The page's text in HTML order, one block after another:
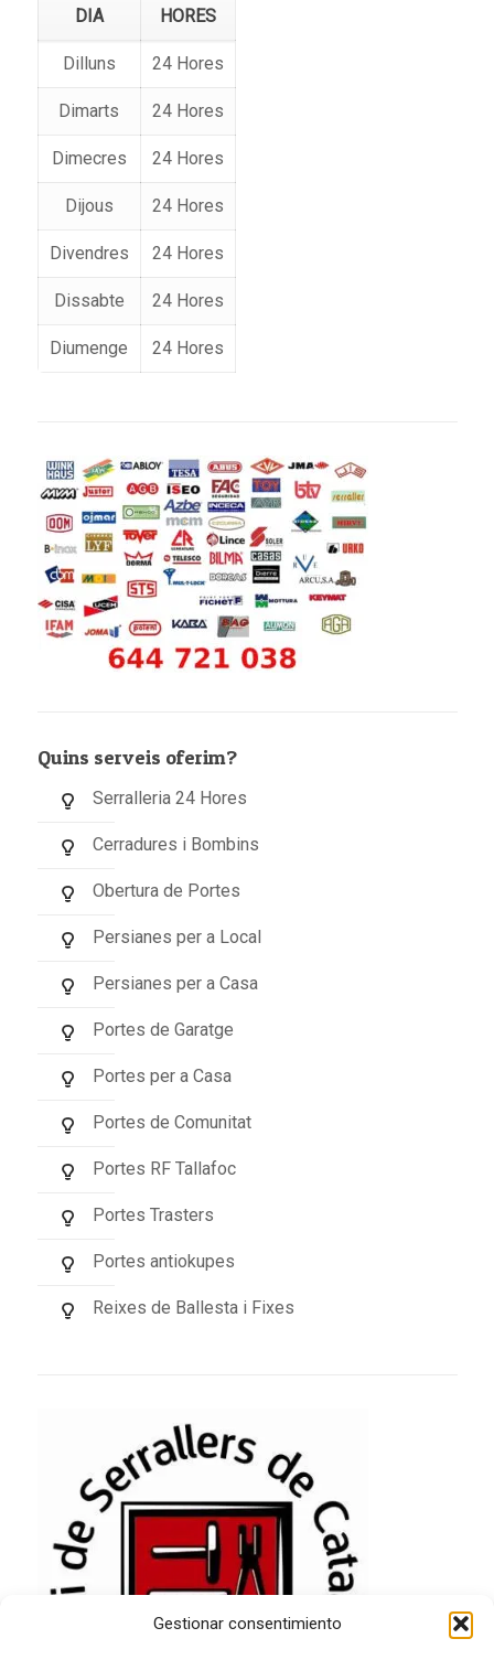
Gestionar consentimiento
DIA HORES
Dilluns 24 Hores
Dimarts 24 Hores
Dimecres 24 Hores
Dijous 24 Hores
Divendres 24 Hores
Dissabte 24 Hores
Diumenge 24 Hores
Quins serveis oferim?
Serralleria 24 Hores
Cerradures i Bombins
Obertura de Portes
Persianes per a Local
Persianes per a Casa
Portes de Garatge
Portes per a Casa
Portes de Comunitat
Portes RF Tallafoc
Portes Trasters
Portes antiokupes
Reixes de Ballesta i Fixes